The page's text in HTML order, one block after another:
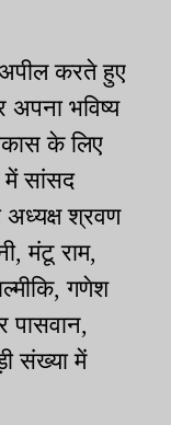
करते हुए
भविष्य
के लिए
में सांसद
अध्यक्ष श्रवण
मंटू राम,
गणेश
पासवान,
संख्या में